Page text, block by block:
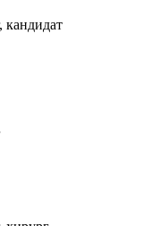
кандидат